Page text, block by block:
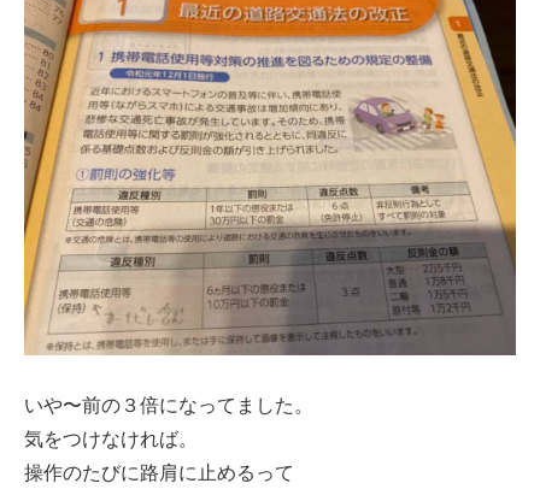
いや〜前の３倍になってました。
気をつけなければ。
操作のたびに路肩に止めるって